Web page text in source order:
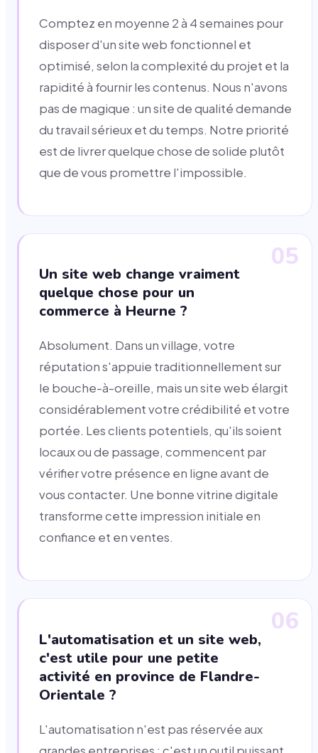
Comptez en moyenne 2 à 4 semaines pour
disposer d'un site web fonctionnel et
optimisé, selon la complexité du projet et la
rapidité à fournir les contenus. Nous n'avons
pas de magique : un site de qualité demande
du travail sérieux et du temps. Notre priorité
est de livrer quelque chose de solide plutôt
que de vous promettre l'impossible.
05
Un site web change vraiment
quelque chose pour un
commerce à Heurne ?
Absolument. Dans un village, votre
réputation s'appuie traditionnellement sur
le bouche-à-oreille, mais un site web élargit
considérablement votre crédibilité et votre
portée. Les clients potentiels, qu'ils soient
locaux ou de passage, commencent par
vérifier votre présence en ligne avant de
vous contacter. Une bonne vitrine digitale
transforme cette impression initiale en
confiance et en ventes.
06
L'automatisation et un site web,
c'est utile pour une petite
activité en province de Flandre-
Orientale ?
L'automatisation n'est pas réservée aux